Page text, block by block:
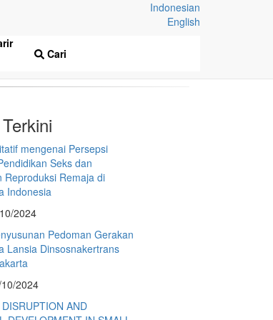
Indonesian
English
Cari
mengetahui efektivitas kebijakan
mengenai Persepsi
Seks dan
Reproduksi Remaja di
Indonesia
2024
Pedoman Gerakan
Lansia Dinsosnakertrans
2024
AND